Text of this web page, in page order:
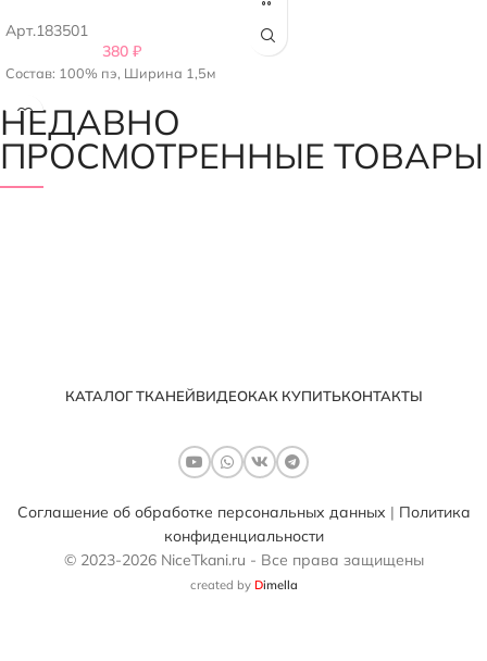
Арт.183501
380 ₽
Состав: 100% пэ, Ширина 1,5м
НЕДАВНО
ПРОСМОТРЕННЫЕ ТОВАРЫ
КАТАЛОГ ТКАНЕЙВИДЕОКАК КУПИТЬКОНТАКТЫ
Соглашение об обработке персональных данных | Политика
конфиденциальности
© 2023-2026 NiceTkani.ru - Все права защищены
created by Dimella